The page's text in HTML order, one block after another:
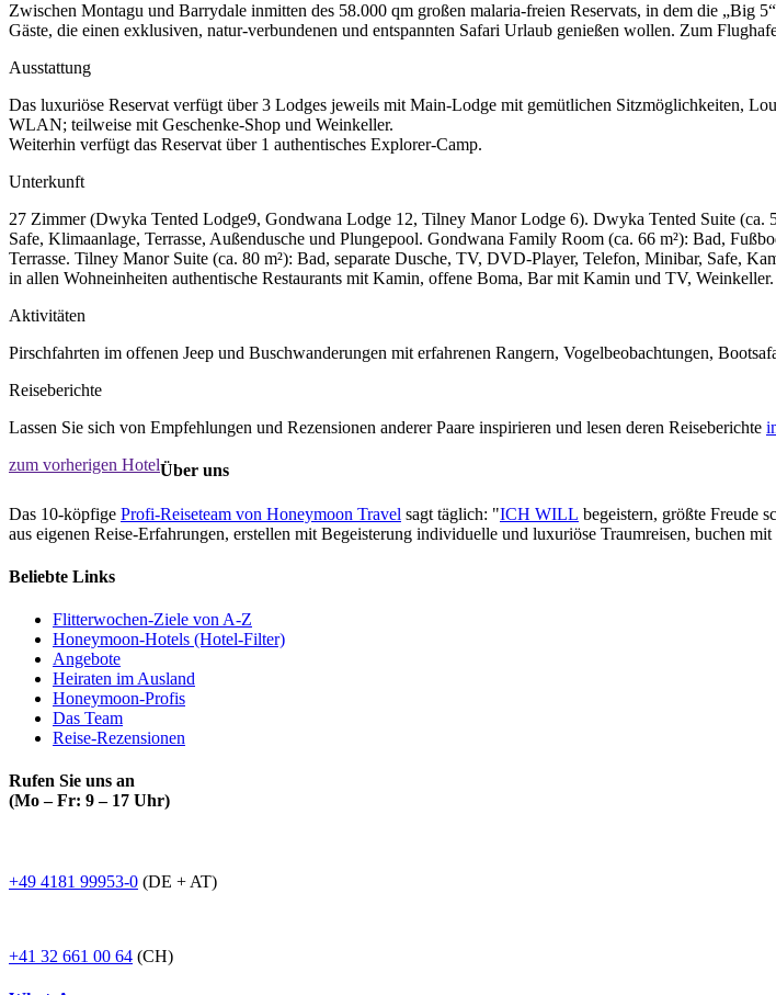
Zwischen Montagu und Barrydale inmitten des 58.000 qm großen malaria-freien Reservats, in dem die „Big
Gäste, die einen exklusiven, natur-verbundenen und entspannten Safari Urlaub genießen wollen. Zum
Ausstattung
Das luxuriöse Reservat verfügt über 3 Lodges jeweils mit Main-Lodge mit gemütlichen Sitzmöglichkeiten,
WLAN; teilweise mit Geschenke-Shop und Weinkeller.
Weiterhin verfügt das Reservat über 1 authentisches Explorer-Camp.
Unterkunft
27 Zimmer (Dwyka Tented Lodge9, Gondwana Lodge 12, Tilney Manor Lodge 6). Dwyka Tented Suite (ca.
Safe, Klimaanlage, Terrasse, Außendusche und Plungepool. Gondwana Family Room (ca. 66 m²): Bad,
Terrasse. Tilney Manor Suite (ca. 80 m²): Bad, separate Dusche, TV, DVD-Player, Telefon, Minibar, Safe,
in allen Wohneinheiten authentische Restaurants mit Kamin, offene Boma, Bar mit Kamin und TV, Weinkeller.
Aktivitäten
Pirschfahrten im offenen Jeep und Buschwanderungen mit erfahrenen Rangern, Vogelbeobachtungen,
Reiseberichte
Lassen Sie sich von Empfehlungen und Rezensionen anderer Paare inspirieren und lesen deren Reiseberichte
zum vorherigen HotelÜber uns
Das 10-köpfige Profi-Reiseteam von Honeymoon Travel sagt täglich: "ICH WILL begeistern, größte Freude
aus eigenen Reise-Erfahrungen, erstellen mit Begeisterung individuelle und luxuriöse Traumreisen, buchen
Beliebte Links
Flitterwochen-Ziele von A-Z
Honeymoon-Hotels (Hotel-Filter)
Angebote
Heiraten im Ausland
Honeymoon-Profis
Das Team
Reise-Rezensionen
Rufen Sie uns an
(Mo – Fr: 9 – 17 Uhr)
+49 4181 99953-0 (DE + AT)
+41 32 661 00 64 (CH)